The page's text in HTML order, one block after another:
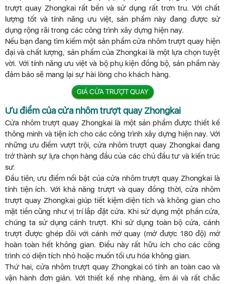
trượt quay Zhongkai rất bền và sử dụng rất trơn tru. Với chất
lượng tốt và tính năng ưu việt, sản phẩm này đang được sử
dụng rộng rãi trong các công trình xây dựng hiện nay.
Nếu bạn đang tìm kiếm một sản phẩm cửa nhôm trượt quay hiện
đại và chất lượng, sản phẩm của Zhongkai là một lựa chọn tuyệt
vời. Với tính năng ưu việt và bộ phụ kiện đồng bộ, sản phẩm này
đảm bảo sẽ mang lại sự hài lòng cho khách hàng.
GIÁ CỬA TRƯỢT QUAY
Ưu điểm của cửa nhôm trượt quay Zhongkai
Cửa nhôm trượt quay Zhongkai là một sản phẩm được thiết kế
thông minh và tiện ích cho các công trình xây dựng hiện nay. Với
những ưu điểm vượt trội, cửa nhôm trượt quay Zhongkai đang
trở thành sự lựa chọn hàng đầu của các chủ đầu tư và kiến trúc
sư.
Đầu tiên, ưu điểm nổi bật của cửa nhôm trượt quay Zhongkai là
tính tiện ích. Với khả năng trượt và quay đồng thời, cửa nhôm
trượt quay Zhongkai giúp tiết kiệm diện tích và không gian cho
mặt tiền cũng như vị trí lắp đặt cửa. Khi sử dụng một phần cửa,
chúng ta sử dụng cánh trượt. Khi sử dụng toàn bộ cửa, cánh
trượt được ghép đôi với cánh mở quay (mở được 180 độ) mở
hoàn toàn hết không gian. Điều này rất hữu ích cho các công
trình có diện tích nhỏ hoặc muốn tối ưu hóa không gian.
Thứ hai, cửa nhôm trượt quay Zhongkai có tính an toàn cao và
vận hành đơn giản. Với thiết kế nhẹ nhàng, êm ái và rất chắc